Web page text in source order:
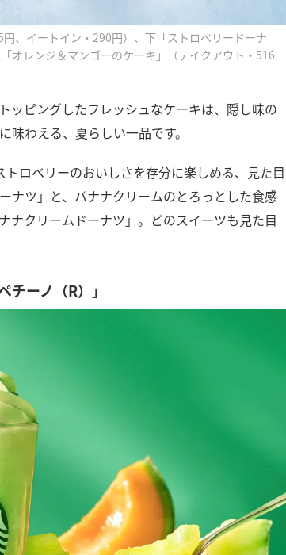
、イートイン・290円）、下「ストロベリードーナ
オレンジ＆マンゴーのケーキ」（テイクアウト・516
ッピングしたフレッシュなケーキは、隠し味の
わえる、夏らしい一品です。
ロベリーのおいしさを存分に楽しめる、見た目
ナツ」と、バナナクリームのとろっとした食感
ナクリームドーナツ」。どのスイーツも見た目
ーノ（R）」